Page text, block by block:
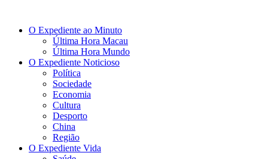
O Expediente ao Minuto
Última Hora Macau
Última Hora Mundo
O Expediente Noticioso
Política
Sociedade
Economia
Cultura
Desporto
China
Região
O Expediente Vida